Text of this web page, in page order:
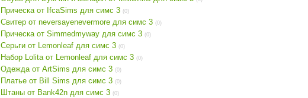
Прическа от IfcaSims для симс 3 (0)
Свитер от neversayenevermore для симс 3 (0)
Прическа от Simmedmyway для симс 3 (0)
Серьги от Lemonleaf для симс 3 (0)
Набор Lolita от Lemonleaf для симс 3 (0)
Одежда от ArtSims для симс 3 (0)
Платье от Bill Sims для симс 3 (0)
Штаны от Bank42n для симс 3 (0)